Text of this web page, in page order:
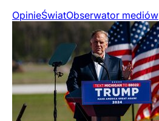
OpinieŚwiatObserwator mediów